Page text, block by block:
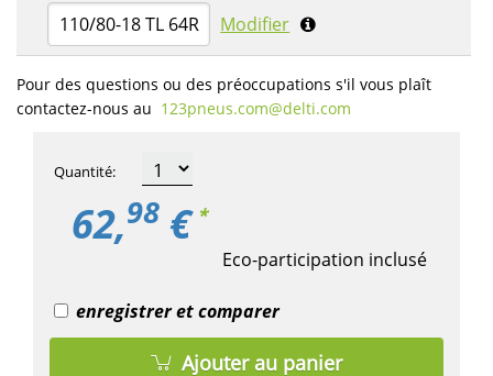
110/80-18 TL 64R Modifier
Pour des questions ou des préoccupations s'il vous plaît
contactez-nous au 123pneus.com​@delti.com
62,98 € *
Eco-participation inclusé
Quantité:
enregistrer et comparer
Ajouter au panier